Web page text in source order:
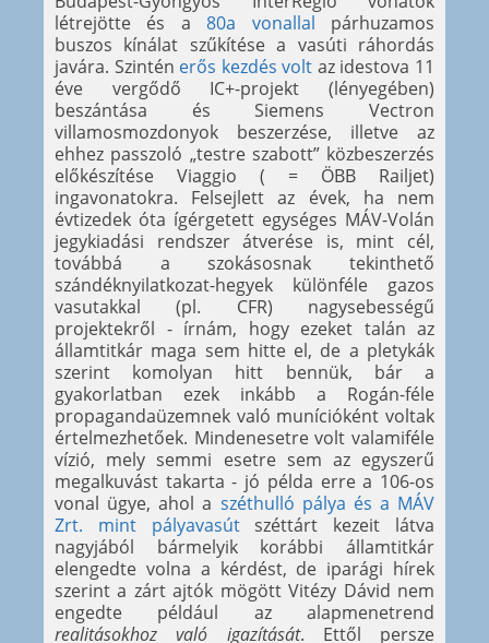
létrejötte és a80a vonallal párhuzamos
buszos kínálat szűkítése a vasúti ráhordás
javára. Szintén erős kezdés volt az idestova 11
éve vergődő IC+-projekt (lényegében)
beszántása és Siemens Vectron
villamosmozdonyok beszerzése, illetve az
ehhez passzoló „testre szabott” közbeszerzés
előkészítése Viaggio ( = ÖBB Railjet)
ingavonatokra. Felsejlett az évek, ha nem
évtizedek óta ígérgetett egységes MÁV-Volán
jegykiadási rendszer átverése is, mint cél,
továbbá a szokásosnak tekinthető
szándéknyilatkozat-hegyek különféle gazos
vasutakkal (pl. CFR) nagysebességű
projektekről - írnám, hogy ezeket talán az
államtitkár maga sem hitte el, de a pletykák
szerint komolyan hitt bennük, bár a
gyakorlatban ezek inkább a Rogán-féle
propagandaüzemnek való munícióként voltak
értelmezhetőek. Mindenesetre volt valamiféle
vízió, mely semmi esetre sem az egyszerű
megalkuvást takarta - jó példa erre a 106-os
vonal ügye, ahol a széthulló pálya és a MÁV
Zrt. mint pályavasútszéttárt kezeit látva
nagyjából bármelyik korábbi államtitkár
elengedte volna a kérdést, de iparági hírek
szerint a zárt ajtók mögött Vitézy Dávid nem
engedte például az alapmenetrend
realitásokhoz való igazítását. Ettől persze